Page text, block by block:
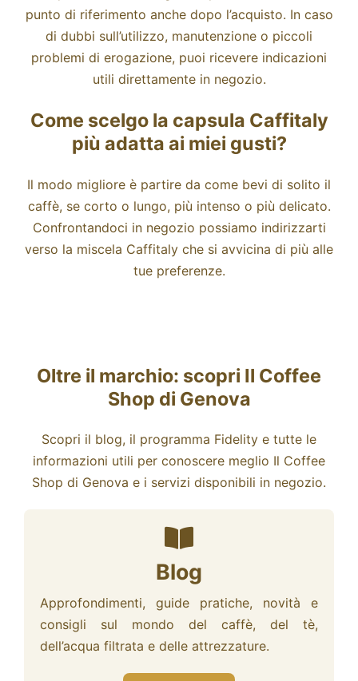
punto di riferimento anche dopo l’acquisto. In caso
di dubbi sull’utilizzo, manutenzione o piccoli
problemi di erogazione, puoi ricevere indicazioni
utili direttamente in negozio.
Come scelgo la capsula Caffitaly
più adatta ai miei gusti?
Il modo migliore è partire da come bevi di solito il
caffè, se corto o lungo, più intenso o più delicato.
Confrontandoci in negozio possiamo indirizzarti
verso la miscela Caffitaly che si avvicina di più alle
tue preferenze.
Oltre il marchio: scopri Il Coffee
Shop di Genova
Scopri il blog, il programma Fidelity e tutte le
informazioni utili per conoscere meglio Il Coffee
Shop di Genova e i servizi disponibili in negozio.
Blog
Approfondimenti, guide pratiche, novità e
consigli sul mondo del caffè, del tè,
dell’acqua filtrata e delle attrezzature.